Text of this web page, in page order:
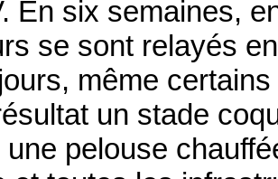
En six semaines,
se sont relayés
même
un stade
pelouse